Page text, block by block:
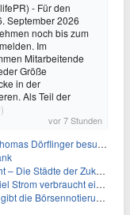
- Für den
September 2026
noch bis zum
Im
Mitarbeitende
Größe
in der
Als Teil der
vor 7 Stunden
im Kammerbezirk Freiburg
der Zukunft sind grün-blau
ein Aufzug im Gebäude
der Frankfurter Wertpapierbörse bekannt